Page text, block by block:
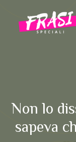
contenuto
Non lo
sapeva